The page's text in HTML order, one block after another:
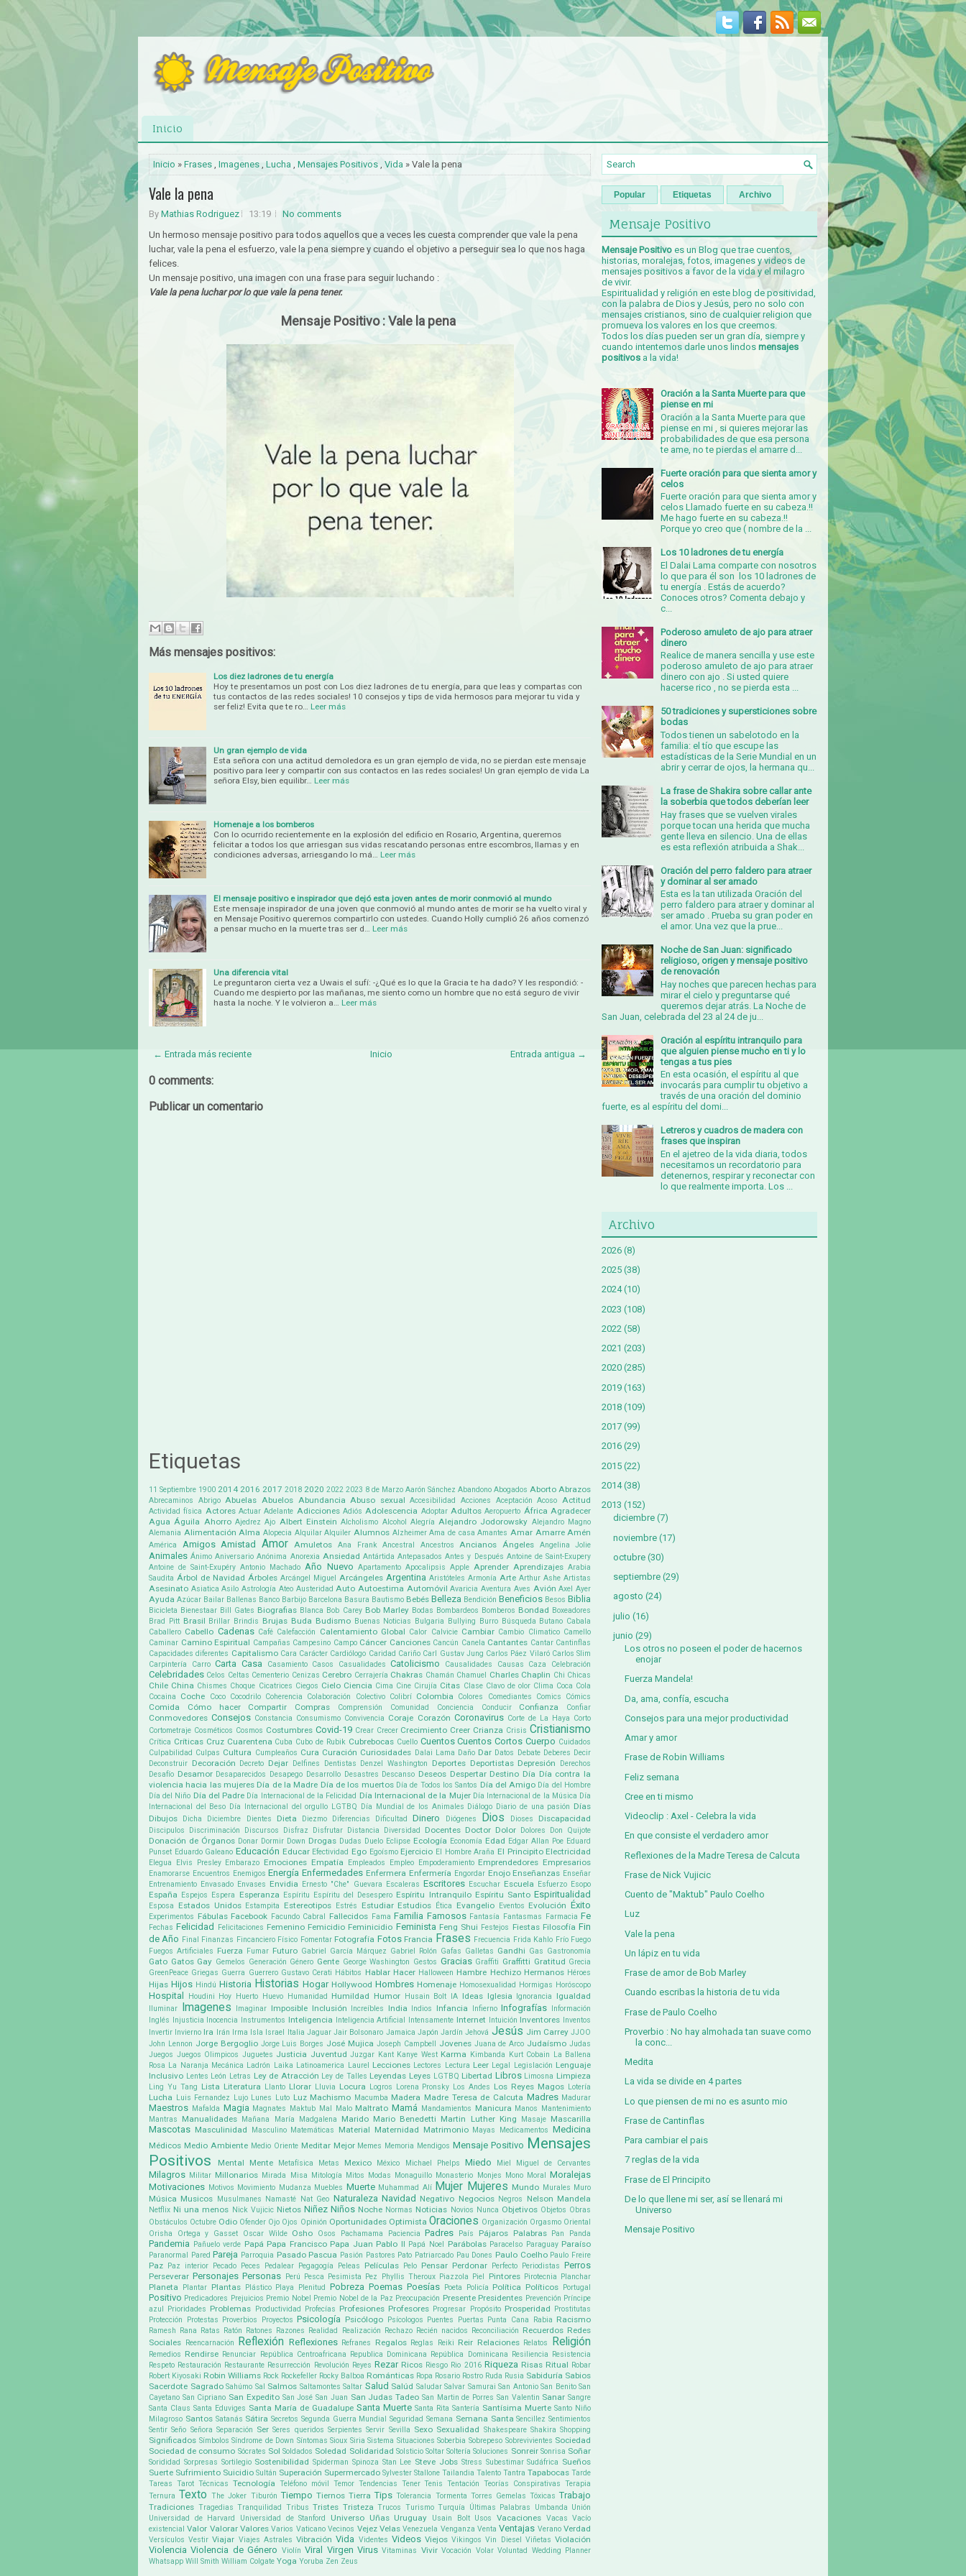
Inicio
Inicio » Frases , Imagenes , Lucha , Mensajes Positivos , Vida » Vale la pena
Vale la pena
By Mathias Rodriguez 13:19
No comments
Un hermoso mensaje positivo para todos aquellos que a veces les cuesta comprender que vale la pena
luchar, vale la pena el esfuerzo, vale la pena siempre y cuando el objetivo a perseguir sea lo que nos haga
felices.
Un mensaje positivo, una imagen con una frase para seguir luchando :
Vale la pena luchar por lo que vale la pena tener.
Mensaje Positivo : Vale la pena
Más mensajes positivos:
Los diez ladrones de tu energía
Hoy te presentamos un post con Los diez ladrones de tu energía, para que leas y compartas con
tus contactos de las redes sociales! 10 consejos y tips de vida hermosos para mejorar tu vida y
ser feliz! Evita que te ro…
Leer más
Un gran ejemplo de vida
Esta señora con una actitud demoledora es un gran ejemplo de vida, no se pierdan este mensaje
positivo para leer y compartir con sus contactos en las redes sociales! Un gran ejemplo de vida La
señora Elsy, bien equilibr…
Leer más
Homenaje a los bomberos
Con lo ocurrido recientemente en la explosión del edificio en Rosario, Argentina, queremos
felicitar a todos los que arriesgan sus vidas rescatando personas entre escombros, llamas y en
condiciones adversas, arriesgando lo má…
Leer más
El mensaje positivo e inspirador que dejó esta joven antes de morir conmovió al mundo
Este mensaje inspirador de una joven que conmovió al mundo antes de morir se ha vuelto viral y
en Mensaje Positivo queremos compartirlo con ustedes. Cuando Holly cumplió 26 años comenzó
a pensar mucho en la muerte tras ser d…
Leer más
Una diferencia vital
Le preguntaron cierta vez a Uwais el sufí: -¿Qué es lo que la Gracia te ha dado? Y les respondió: -
Cuando me despierto por las mañanas, me siento como un hombre que no está seguro de vivir
hasta la noche. Y le volvieron a…
Leer más
← Entrada más reciente Entrada antigua →
Inicio
0 comments:
Publicar un comentario
Etiquetas
11 Septiembre 1900 2014 2016 2017 2018 2020 2022 2023 8 de Marzo Aarón Sánchez Abandono Abogados Aborto Abrazos
Abrecaminos Abrigo Abuelas Abuelos Abundancia Abuso sexual Accesibilidad Acciones Aceptación Acoso Actitud
Actividad física Actores Actuar Adelante Adicciones Adiós Adolescencia Adoptar Adultos Aeropuerto África Agradecer
Agua Águila Ahorro Ajedrez Ajo Albert Einstein Alcholismo Alcohol Alegría Alejandro Jodorowsky Alejandro Magno
Alemania Alimentación Alma Alopecia Alquilar Alquiler Alumnos Alzheimer Ama de casa Amantes Amar Amarre Amén
América Amigos Amistad Amor Amuletos Ana Frank Ancestral Ancestros Ancianos Ángeles Angelina Jolie
Animales Ánimo Aniversario Anónima Anorexia Ansiedad Antártida Antepasados Antes y Después Antoine de Saint-Exupery
Antoine de Saint-Exupéry Antonio Machado Año Nuevo Apartamento Apocalipsis Apple Aprender Aprendizajes Arabia
Saudita Árbol de Navidad Árboles Arcángel Miguel Arcángeles Argentina Aristóteles Armonía Arte Arthur Ashe Artistas
Asesinato Asiatica Asilo Astrología Ateo Austeridad Auto Autoestima Automóvil Avaricia Aventura Aves Avión Axel Ayer
Ayuda Azúcar Bailar Ballenas Banco Barbijo Barcelona Basura Bautismo Bebés Belleza Bendición Beneficios Besos Biblia
Bicicleta Bienestaar Bill Gates Biografias Blanca Bob Carey Bob Marley Bodas Bombardeos Bomberos Bondad Boxeadores
Brad Pitt Brasil Brillar Brindis Brujas Buda Budismo Buenas Noticias Bulgaria Bullying Burro Búsqueda Butano Cabala
Caballero Cabello Cadenas Café Calefacción Calentamiento Global Calor Calvicie Cambiar Cambio Climatico Camello
Caminar Camino Espiritual Campañas Campesino Campo Cáncer Canciones Cancún Canela Cantantes Cantar Cantinflas
Capacidades diferentes Capitalismo Cara Carácter Cardiólogo Caridad Cariño Carl Gustav Jung Carlos Páez Vilaró Carlos Slim
Carpintería
Carro Carta Casa Casamiento Casos Casualidades Catolicismo Causalidades Causas Caza Celebración
Celebridades Celos Celtas Cementerio Cenizas Cerebro Cerrajería Chakras Chamán Chamuel Charles Chaplin Chi Chicas
Chile China Chismes Choque Cicatrices Ciegos Cielo Ciencia Cima Cine Cirujía Citas Clase Clavo de olor Clima Coca Cola
Cocaina
Coche Coco Cocodrilo Coherencia Colaboración Colectivo Colibrí Colombia Colores Comediantes Comics Cómics
Comida Cómo hacer Compartir Compras Comprensión Comunidad Conciencia Conducir Confianza Confiar
Conmovedores Consejos Constancia Consumismo Convivencia Coraje Corazón Coronavirus Corte de La Haya Corto
Cortometraje Cosméticos Cosmos Costumbres Covid-19 Crear Crecer Crecimiento Creer Crianza Crisis Cristianismo
Crítica Críticas Cruz Cuarentena Cuba Cubo de Rubik Cubrebocas Cuello Cuentos Cuentos Cortos Cuerpo Cuidados
Culpabilidad Culpas Cultura Cumpleaños Cura Curación Curiosidades Dalai Lama Daño Dar Datos Debate Deberes Decir
Deconstruir Decoración Decreto Dejar Delfines Dentistas Denzel Washington Deportes Deportistas Depresión
Derechos
Desafío Desamor Desaparecidos Desapego Desarrollo Desastres Descanso Deseos Despertar Destino Día Día contra la
violencia hacia las mujeres Día de la Madre Día de los muertos Día de Todos los Santos Día del Amigo Día del Hombre
Día del Niño Día del Padre Día Internacional de la Felicidad Día Internacional de la Mujer Día Internacional de la Música Día
Internacional del Beso Día Internacional del orgullo LGTBQ Día Mundial de los Animales Diálogo Diario de una pasión Días
Dibujos
Dicha Diciembre Dientes Dieta Diezmo Diferencias Dificultad Dinero Diógenes Dios Dioses Discapacidad
Discipulos Discriminación Discursos Disfraz Disfrutar Distancia Diversidad Docentes Doctor Dolor Dolores Don Quijote
Donación de Órganos Donar Dormir Down Drogas Dudas Duelo Eclipse Ecología Economía Edad Edgar Allan Poe Eduard
Punset Eduardo Galeano Educación Educar Efectividad Ego Egoísmo Ejercicio El Hombre Araña El Principito Electricidad
Elegua Elvis Presley Embarazo Emociones Empatía Empleados Empleo Empoderamiento Emprendedores Empresarios
Enamorarse Encuentros Enemigos Energía Enfermedades Enfermera Enfermería Engordar Enojo Enseñanzas Enseñar
Entrenamiento Envasado Envases Envidia Ernesto "Che" Guevara Escaleras Escritores Escuchar Escuela Esfuerzo Esopo
España Espejos Espera Esperanza Espíritu Espíritu del Desespero Espíritu Intranquilo Espíritu Santo Espiritualidad
Esposa Estados Unidos Estampita Estereotipos Estrés Estudiar Estudios Ética Evangelio Eventos Evolución Éxito
Experimentos Fábulas Facebook Facundo Cabral Fallecidos Fama Familia Famosos Fantasía Fantasmas Farmacia Fe
Fechas Felicidad Felicitaciones Femenino Femicidio Feminicidio Feminista Feng Shui Festejos Fiestas Filosofía Fin
de Año Final Finanzas Fincanciero Físico Fomentar Fotografía Fotos Francia Frases Frecuencia Frida Kahlo Frío Fuego
Fuegos Artificiales Fuerza Fumar Futuro Gabriel García Márquez Gabriel Rolón Gafas Galletas Gandhi Gas Gastronomía
Gato Gatos Gay Gemelos Generación Género Gente George Washington Gestos Gracias Graffiti Graffitti Gratitud Grecia
GreenPeace Griegas Guerra Guerrero Gustavo Cerati Hábitos Hablar Hacer Halloween Hambre Hechizo Hermanos Héroes
Hijas Hijos Hindú Historia Historias Hogar Hollywood Hombres Homenaje Homosexualidad Hormigas Horóscopo
Hospital Houdini Hoy Huerto Huevo Humanidad Humildad Humor Husain Bolt IA Ideas Iglesia Ignorancia Igualdad
Iluminar Imagenes Imaginar Imposible Inclusión Increíbles India Indios Infancia Infierno Infografías
Información
Inglés
Injusticia Inocencia Instrumentos Inteligencia Inteligencia Artificial Intensamente Internet Intuición Inventores
Inventos
Invertir Invierno Ira Irán Irma Isla Israel Italia Jaguar Jair Bolsonaro Jamaica Japón Jardín Jehová Jesús Jim Carrey JJOO
John Lennon Jorge Bergoglio Jorge Luis Borges José Mujica Joseph Campbell Jovenes Juana de Arco Judaísmo Judas
Juegos Juegos Olimpicos Juguetes Justicia Juventud Juzgar Kant Kanye West Karma Kimbanda Kurt Cobain
La Ballena
Rosa La Naranja Mecánica Ladrón Laika Latinoamerica Laurel Lecciones Lectores Lectura Leer Legal Legislación Lenguaje
Inclusivo Lentes León Letras Ley de Atracción Ley de Talles Leyendas Leyes LGTBQ Libertad Libros Limosna Limpieza
Ling Yu Tang Lista Literatura Llanto Llorar Lluvia Locura Logros Lorena Pronsky Los Andes Los Reyes Magos Lotería
Lucha Luis Fernandez Lujo Lunes Luto Luz Machismo Macumba Madera Madre Teresa de Calcuta Madres Madurar
Maestros Mafalda Magia Magnates Maktub Mal Malo Maltrato Mamá Mandamientos Manicura Manos
Mantenimiento
Mantras
Manualidades Mañana María Madgalena Marido Mario Benedetti Martin Luther King Masaje Mascarilla
Mascotas Masculinidad Masculino Matemáticas Material Maternidad Matrimonio Mayas Medicamentos Medicina
Médicos Medio Ambiente Medio Oriente Meditar Mejor Memes Memoria Mendigos Mensaje Positivo Mensajes
Positivos
Mental Mente Metafísica Metas Mexico México Michael Phelps Miedo Miel Miguel de Cervantes
Milagros Militar Millonarios Mirada Misa Mitología Mitos Modas Monaguillo Monasterio Monjes Mono Moral
Moralejas
Motivaciones Motivos Movimiento Mudanza Muebles Muerte Muhammad Alí Mujer Mujeres Mundo Murales Muro
Música Musicos Musulmanes Namasté Nat Geo Naturaleza Navidad Negativo Negocios Negros Nelson Mandela
Netflix Ni una menos Nick Vujicic Nietos Niñez Niños Noche Normas Noticias Novios Nunca Objetivos Objetos Obras
Obstáculos Octubre Odio Ofender Ojo Ojos Opinión Oportunidades Optimista Oraciones Organización Orgasmo Oriental
Orisha
Ortega y Gasset Oscar Wilde Osho Osos Pachamama Paciencia Padres País Pájaros Palabras Pan Panda
Pandemia Pañuelo verde Papá Papa Francisco Papa Juan Pablo II Papá Noel Parábolas Paracelso Paraguay Paraíso
Paranormal Pared Pareja Parroquia Pasado Pascua Pasión Pastores Pato Patriarcado Pau Dones Paulo Coelho Paulo Freire
Paz Paz interior Pecado Peces Pedalear Pegagogía Peleas Películas Pelo Pensar Perdonar Perfecto Periodistas Perros
Perseverar Personajes Personas Perú Pesca Pesimista Pez Phyllis Theroux Piazzola Piel Pintores Pirotecnia Planchar
Planeta Plantar Plantas Plástico Playa Plenitud Pobreza Poemas Poesías Poeta Policía Política Políticos Portugal
Positivo Predicadores Prejuicios Premio Nobel Premio Nobel de la Paz Preocupación Presente Presidentes Prevención Príncipe
azul
Prioridades Problemas Productividad Profecías Profesiones Profesores Progresar Propósito Prosperidad
Prostitutas
Protección
Protestas Proverbios Proyectos Psicología Psicólogo Psícologos Puentes Puertas Punta Cana Rabia Racismo
Ramesh Rana Ratas Ratón Ratones Razones Realidad Realización Rechazo Recién nacidos Reconciliación Recuerdos Redes
Sociales
Reencarnación Reflexión Reflexiones Refranes Regalos Reglas Reiki Reir Relaciones Relatos Religión
Remedios Rendirse Renunciar República Centroafricana Republica Dominicana República Dominicana Resiliencia
Resistencia
Respeto Restauración Restaurante Resurrección Revolución Reyes Rezar Ricos Riesgo Rio 2016 Riqueza Risas Ritual Robar
Robert Kiyosaki Robin Williams Rock Rockefeller Rocky Balboa Románticas Ropa Rosario Rostro Ruda Rusia Sabiduría Sabios
Sacerdote Sagrado Sahúmo Sal Salmos Saltamontes Saltar Salud Salúd Saludar Salvar Samurai San Antonio San Benito San
Cayetano San Cipriano San Expedito San José San Juan San Judas Tadeo San Martin de Porres San Valentin Sanar Sangre
Santa Claus Santa Eduviges Santa María de Guadalupe Santa Muerte Santa Rita Santería Santísima Muerte Santo Niño
Milagroso Santos Satanás Sátira Secretos Segunda Guerra Mundial Seguridad Semana Semana Santa Sencillez Sentimientos
Sentir Seño Señora Separación Ser Seres queridos Serpientes Servir Sevilla Sexo Sexualidad Shakespeare Shakira Shopping
Significados Símbolos Síndrome de Down Síntomas Sioux Siria Sistema Situaciones Soberbia Sobrepeso Sobrevivientes Sociedad
Sociedad de consumo Sócrates Sol Soldados Soledad Solidaridad Solsticio Soltar Soltería Soluciones Sonreir Sonrisa Soñar
Sorididad Sorpresas Sortilegio Sostenibilidad Spiderman Spinoza Stan Lee Steve Jobs Stress Subestimar Sudáfrica Sueños
Suerte Sufrimiento Suicidio Sultán Superación Supermercado Sylvester Stallone Tailandia Talento Tantra Tapabocas Tarde
Tareas Tarot Técnicas Tecnología Teléfono móvil Temor Tendencias Tener Tenis Tentación Teorías Conspirativas Terapia
Ternura Texto The Joker Tiburón Tiempo Tiernos Tierra Tips Tolerancia Tormenta Torres Gemelas Tóxicas Trabajo
Tradiciones Tragedias Tranquilidad Tribus Tristes Tristeza Trucos Turismo Turquía Últimas Palabras Umbanda Unión
Universidad de Harvard
Universidad de Stanford Universo Uñas Uruguay Usain Bolt Usos Vacaciones Vacas Vacío
existencial Valor Valorar Valores Varios Vaticano Vecinos Vejez Velas Venezuela Venganza Venta Ventajas Verano Verdad
Versículos Vestir Viajar Viajes Astrales Vibración Vida Videntes Videos Viejos Vikingos Vin Diesel Viñetas Violación
Violencia Violencia de Género Violín Viral Virgen Virus Vitaminas Vivir Vocación Volar Voluntad
Wedding Planner
Whatsapp Will Smith William Colgate Yoga Yoruba Zen Zeus
Popular Etiquetas Archivo
Mensaje Positivo
Mensaje Positivo es un Blog que trae cuentos,
historias, moralejas, fotos, imagenes y videos de
mensajes positivos a favor de la vida y el milagro
de vivir.
Espiritualidad y religión en este blog de positividad,
con la palabra de Dios y Jesús, pero no solo con
mensajes cristianos, sino de cualquier religion que
promueva los valores en los que creemos.
Todos los días pueden ser un gran día, siempre y
cuando intentemos darle unos lindos mensajes
positivos a la vida!
Oración a la Santa Muerte para que
piense en mi
Oración a la Santa Muerte para que
piense en mi , si quieres mejorar las
probabilidades de que esa persona
te ame, no te pierdas el amarre d...
Fuerte oración para que sienta amor y
celos
Fuerte oración para que sienta amor y
celos Llamado fuerte en su cabeza.!!
Me hago fuerte en su cabeza.!!
Porque yo creo que ( nombre de la ...
Los 10 ladrones de tu energía
El Dalai Lama comparte con nosotros
lo que para él son los 10 ladrones de
tu energía . Estás de acuerdo?
Conoces otros? Comenta debajo y
c...
Poderoso amuleto de ajo para atraer
dinero
Realice de manera sencilla y use este
poderoso amuleto de ajo para atraer
dinero con ajo . Si usted quiere
hacerse rico , no se pierda esta ...
50 tradiciones y supersticiones sobre
bodas
Todos tienen un sabelotodo en la
familia: el tío que escupe las
estadísticas de la Serie Mundial en un
abrir y cerrar de ojos, la hermana qu...
La frase de Shakira sobre callar ante
la soberbia que todos deberían leer
Hay frases que se vuelven virales
porque tocan una herida que mucha
gente lleva en silencio. Una de ellas
es esta reflexión atribuida a Shak...
Oración del perro faldero para atraer
y dominar al ser amado
Esta es la tan utilizada Oración del
perro faldero para atraer y dominar al
ser amado . Prueba su gran poder en
el amor. Una vez que la prue...
Noche de San Juan: significado
religioso, origen y mensaje positivo
de renovación
Hay noches que parecen hechas para
mirar el cielo y preguntarse qué
queremos dejar atrás. La Noche de
San Juan, celebrada del 23 al 24 de ju...
Oración al espíritu intranquilo para
que alguien piense mucho en ti y lo
tengas a tus pies
En esta ocasión, el espíritu al que
invocarás para cumplir tu objetivo a
través de una oración del dominio
fuerte, es al espíritu del domi...
Letreros y cuadros de madera con
frases que inspiran
En el ajetreo de la vida diaria, todos
necesitamos un recordatorio para
detenernos, respirar y reconectar con
lo que realmente importa. Los ...
Archivo
2026 (8)
2025 (38)
2024 (10)
2023 (108)
2022 (58)
2021 (203)
2020 (285)
2019 (163)
2018 (109)
2017 (99)
2016 (29)
2015 (22)
2014 (38)
2013 (152)
diciembre (7)
noviembre (17)
octubre (30)
septiembre (29)
agosto (24)
julio (16)
junio (29)
Los otros no poseen el poder de hacernos
enojar
Fuerza Mandela!
Da, ama, confía, escucha
Consejos para una mejor productividad
Amar y amor
Frase de Robin Williams
Feliz semana
Cree en ti mismo
Videoclip : Axel - Celebra la vida
En que consiste el verdadero amor
Reflexiones de la Madre Teresa de Calcuta
Frase de Nick Vujicic
Cuento de "Maktub" Paulo Coelho
Luz
Vale la pena
Un lápiz en tu vida
Frase de amor de Bob Marley
Cuando escribas la historia de tu vida
Frase de Paulo Coelho
Proverbio : No hay almohada tan suave como
la conc...
Medita
La vida se divide en 4 partes
Lo que piensen de mi no es asunto mio
Frase de Cantinflas
Para cambiar el pais
7 reglas de la vida
Frase de El Principito
De lo que llene mi ser, así se llenará mi
Universo
Mensaje Positivo